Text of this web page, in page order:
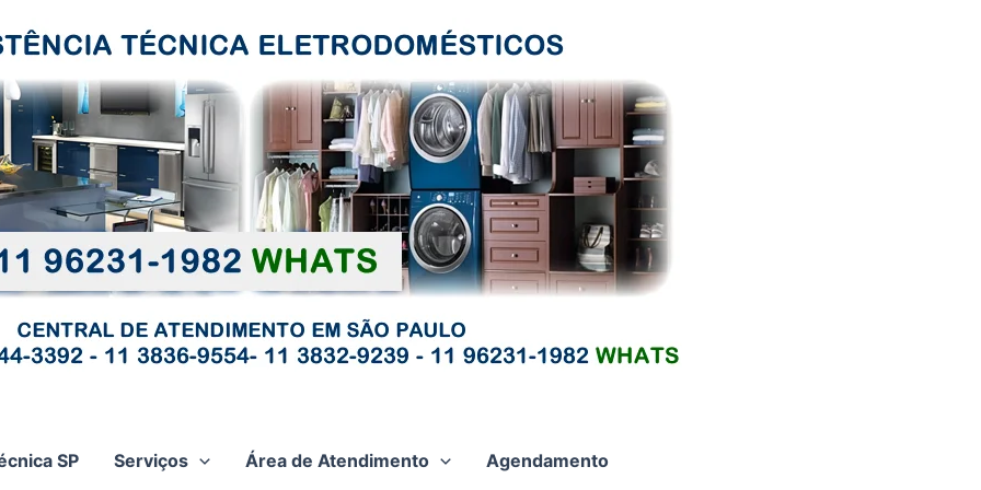
SP Serviços Área de Atendimento Agendamento